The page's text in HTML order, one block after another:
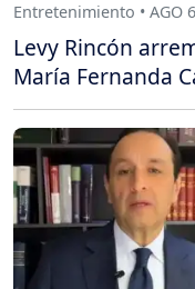
Entretenimiento • AGO
Levy Rincón
María Fernanda